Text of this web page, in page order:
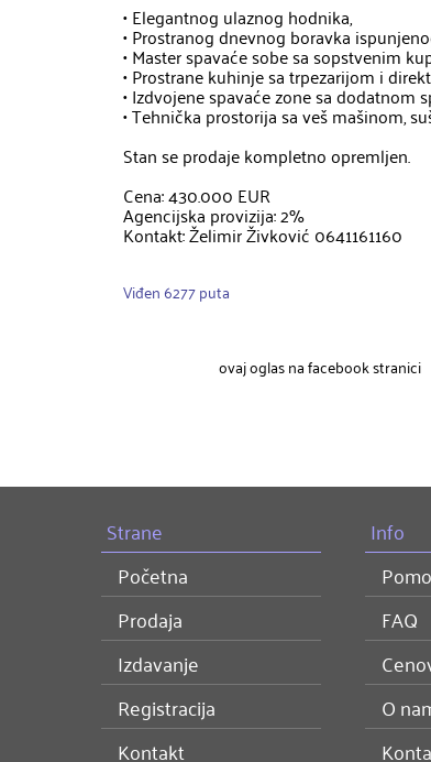
• Elegantnog ulaznog hodnika,
• Prostranog dnevnog boravka
• Master spavaće sobe sa sopstvenim
• Prostrane kuhinje sa trpezarijom i
• Izdvojene spavaće zone sa
• Tehnička prostorija sa veš mašinom,
Stan se prodaje kompletno opremljen.
Cena: 430.000 EUR
Agencijska provizija: 2%
Viđen 6277 puta
ovaj oglas na facebook stranici
Strane
Početna
Prodaja
Izdavanje
Registracija
Kontakt
Info
FAQ
O